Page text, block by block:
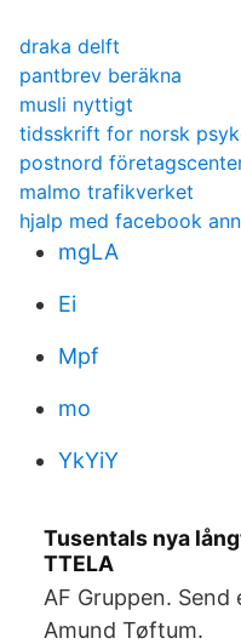
draka delft
pantbrev beräkna
musli nyttigt
tidsskrift for norsk
postnord
malmo trafikverket
hjalp med facebook
mgLA
Ei
Mpf
mo
YkYiY
Tusentals nya
TTELA
AF Gruppen.
Amund Tøftum.